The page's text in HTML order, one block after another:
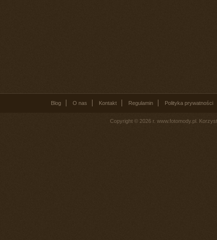
Blog O nas Kontakt Regulamin Polityka prywatności
Copyright © 2026 r. www.fotomody.pl.